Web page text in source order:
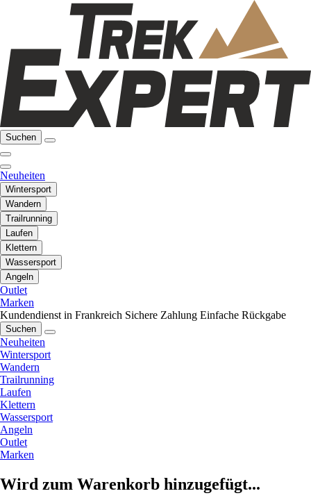
Suchen
Neuheiten
Wintersport
Wandern
Trailrunning
Laufen
Klettern
Wassersport
Angeln
Outlet
Marken
Kundendienst in Frankreich Sichere Zahlung Einfache Rückgabe
Suchen
Neuheiten
Wintersport
Wandern
Trailrunning
Laufen
Klettern
Wassersport
Angeln
Outlet
Marken
Wird zum Warenkorb hinzugefügt...